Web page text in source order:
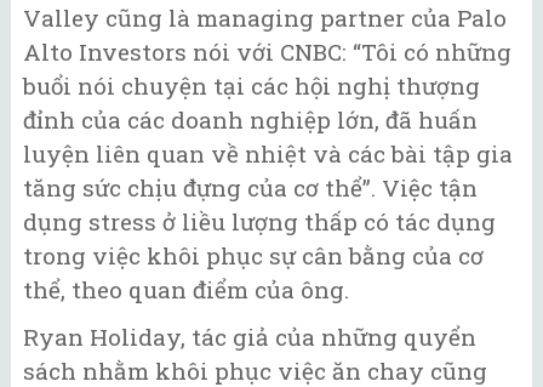
Valley cũng là managing partner của Palo
Alto Investors nói với CNBC: “Tôi có những
buổi nói chuyện tại các hội nghị thượng
đỉnh của các doanh nghiệp lớn, đã huấn
luyện liên quan về nhiệt và các bài tập gia
tăng sức chịu đựng của cơ thể”. Việc tận
dụng stress ở liều lượng thấp có tác dụng
trong việc khôi phục sự cân bằng của cơ
thể, theo quan điểm của ông.
Ryan Holiday, tác giả của những quyển
sách nhằm khôi phục việc ăn chay cũng